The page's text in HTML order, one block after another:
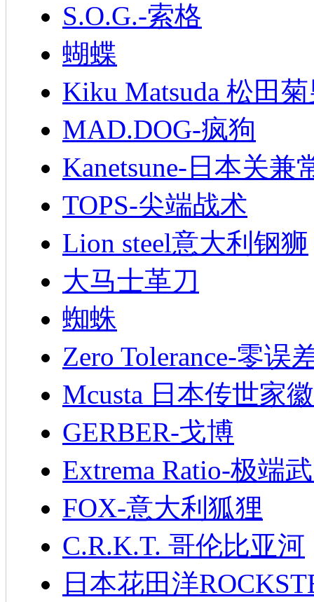
S.O.G.-索格
蝴蝶
Kiku Matsuda 松田
MAD.DOG-疯狗
Kanetsune-日本关兼
TOPS-尖端战术
Lion steel意大利钢狮
大马士革刀
蜘蛛
Zero Tolerance-零误
Mcusta 日本传世家徽
GERBER-戈博
Extrema Ratio-极端
FOX-意大利狐狸
C.R.K.T. 哥伦比亚河
日本花田洋